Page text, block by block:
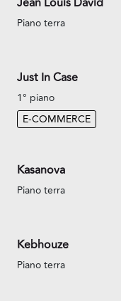
Piano terra
Just In Case
1° piano
E-COMMERCE
Kasanova
Piano terra
Kebhouze
Piano terra